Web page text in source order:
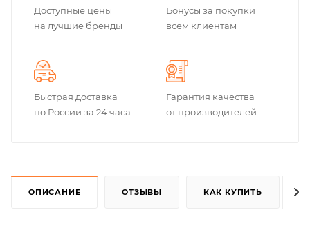
Доступные цены
на лучшие бренды
Бонусы за покупки
всем клиентам
Быстрая доставка
по России за 24 часа
Гарантия качества
от производителей
ОПИСАНИЕ ОТЗЫВЫ КАК КУПИТЬ